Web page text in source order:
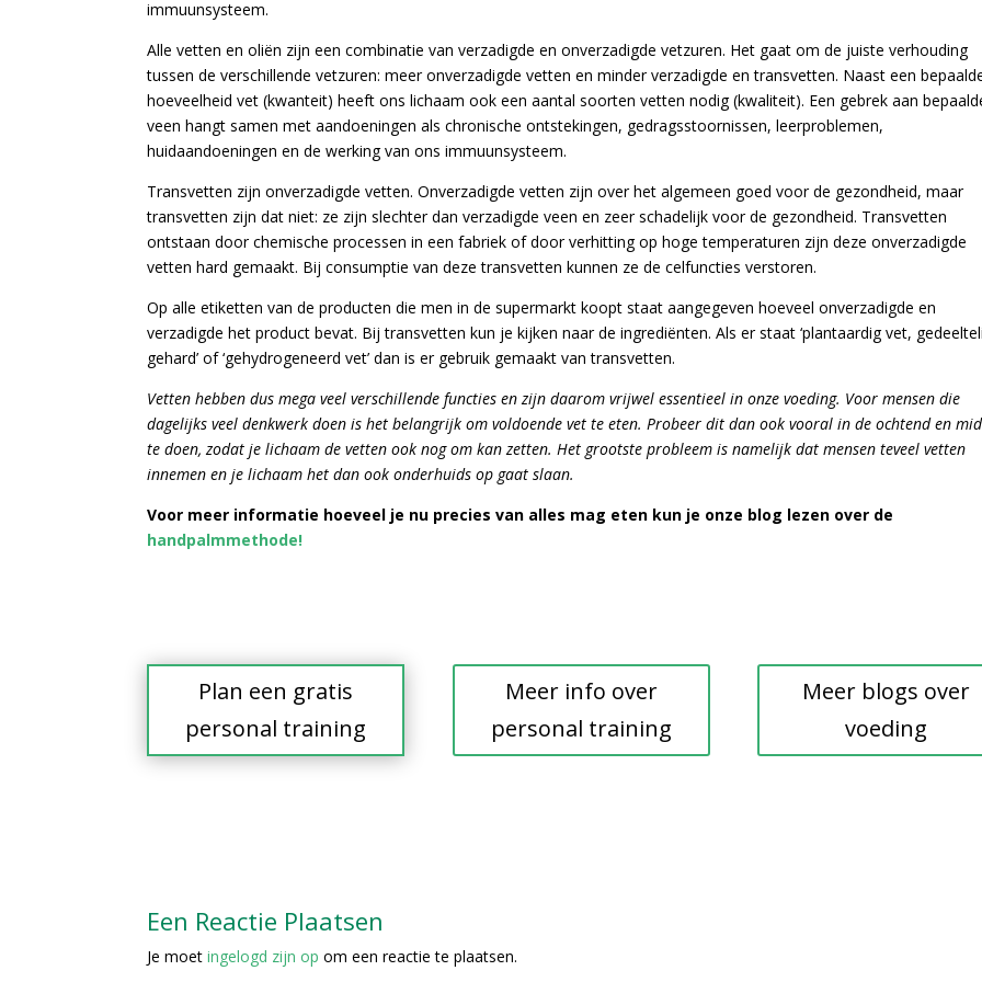
immuunsysteem.
Alle vetten en oliën zijn een combinatie van verzadigde en onverzadigde vetzuren. Het gaat om de juiste verhouding
tussen de verschillende vetzuren: meer onverzadigde vetten en minder verzadigde en transvetten. Naast een
hoeveelheid vet (kwanteit) heeft ons lichaam ook een aantal soorten vetten nodig (kwaliteit). Een gebrek aan
veen hangt samen met aandoeningen als chronische ontstekingen, gedragsstoornissen, leerproblemen,
huidaandoeningen en de werking van ons immuunsysteem.
Transvetten zijn onverzadigde vetten. Onverzadigde vetten zijn over het algemeen goed voor de gezondheid, maar
transvetten zijn dat niet: ze zijn slechter dan verzadigde veen en zeer schadelijk voor de gezondheid. Transvetten
ontstaan door chemische processen in een fabriek of door verhitting op hoge temperaturen zijn deze onverzadigde
vetten hard gemaakt. Bij consumptie van deze transvetten kunnen ze de celfuncties verstoren.
Op alle etiketten van de producten die men in de supermarkt koopt staat aangegeven hoeveel onverzadigde en
verzadigde het product bevat. Bij transvetten kun je kijken naar de ingrediënten. Als er staat ‘plantaardig vet,
gehard’ of ‘gehydrogeneerd vet’ dan is er gebruik gemaakt van transvetten.
Vetten hebben dus mega veel verschillende functies en zijn daarom vrijwel essentieel in onze voeding. Voor mensen die
dagelijks veel denkwerk doen is het belangrijk om voldoende vet te eten. Probeer dit dan ook vooral in de ochtend en
te doen, zodat je lichaam de vetten ook nog om kan zetten. Het grootste probleem is namelijk dat mensen teveel vetten
innemen en je lichaam het dan ook onderhuids op gaat slaan.
Voor meer informatie hoeveel je nu precies van alles mag eten kun je onze blog lezen over de
handpalmmethode!
Plan een gratis
personal training
Meer info over
personal training
Meer blogs over
voeding
Een Reactie Plaatsen
Je moetingelogd zijn op om een reactie te plaatsen.